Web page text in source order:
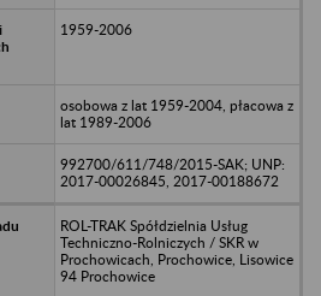
1959-2006
osobowa z lat 1959-2004, płacowa z
lat 1989-2006
992700/611/748/2015-SAK; UNP:
2017-00026845, 2017-00188672
ROL-TRAK Spółdzielnia Usług
Techniczno-Rolniczych / SKR w
Prochowicach, Prochowice, Lisowice
94 Prochowice